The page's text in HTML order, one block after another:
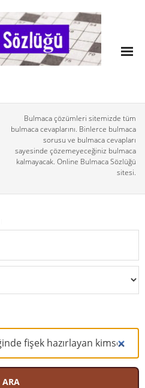
Bulmaca çözümleri sitemizde tüm
bulmaca cevaplarını. Binlerce bulmaca
sorusu ve bulmaca cevapları
sayesinde çözemeyeceğiniz bulmaca
kalmayacak. Online Bulmaca Sözlüğü
sitesi.
ARA